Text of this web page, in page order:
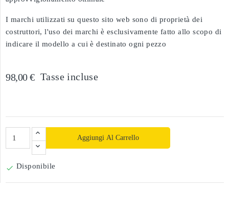
I marchi utilizzati su questo sito web sono di proprietà dei
costruttori, l'uso dei marchi è esclusivamente fatto allo scopo di
indicare il modello a cui è destinato ogni pezzo
98,00 € Tasse incluse
Aggiungi Al Carrello
 Disponibile